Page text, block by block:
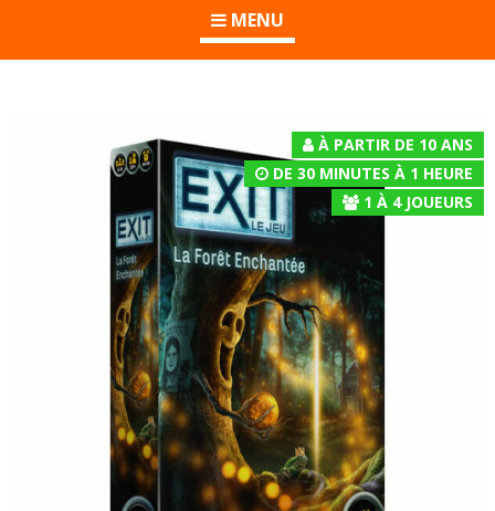
MENU
À PARTIR DE 10 ANS
DE 30 MINUTES À 1 HEURE
1 À 4JOUEURS